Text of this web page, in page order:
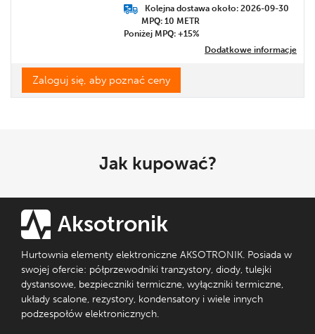
Kolejna dostawa około: 2026-09-30
MPQ: 10 METR
Poniżej MPQ: +15%
Dodatkowe informacje
Zaloguj się, aby poznać ceny
Jak kupować?
Aksotronik
Hurtownia elementy elektroniczne AKSOTRONIK. Posiada w
swojej ofercie: półprzewodniki tranzystory, diody, tulejki
dystansowe, bezpieczniki termiczne, wyłączniki termiczne,
układy scalone, rezystory, kondensatory i wiele innych
podzespołów elektronicznych.